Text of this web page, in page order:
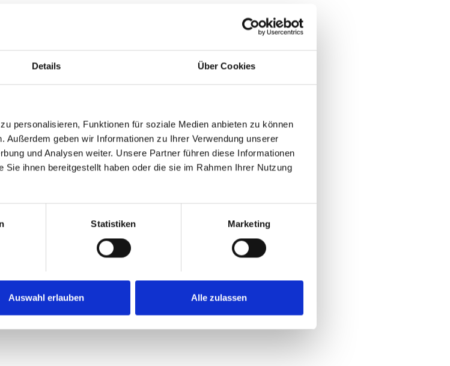
Details Über Cookies
personalisieren, Funktionen für soziale Medien anbieten zu können
Außerdem geben wir Informationen zu Ihrer Verwendung unserer
und Analysen weiter. Unsere Partner führen diese Informationen
ihnen bereitgestellt haben oder die sie im Rahmen Ihrer Nutzung
Statistiken Marketing
Auswahl erlauben Alle zulassen
in die Talkrunde ein: von
Themen, die die
bewegen.
Straße 9), in der
die Tickethotline
Minute aus allen